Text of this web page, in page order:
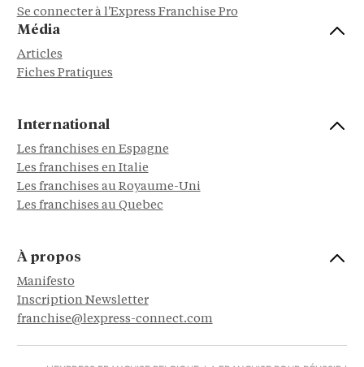
Se connecter à l'Express Franchise Pro
Média
Articles
Fiches Pratiques
International
Les franchises en Espagne
Les franchises en Italie
Les franchises au Royaume-Uni
Les franchises au Quebec
À propos
Manifesto
Inscription Newsletter
franchise@lexpress-connect.com